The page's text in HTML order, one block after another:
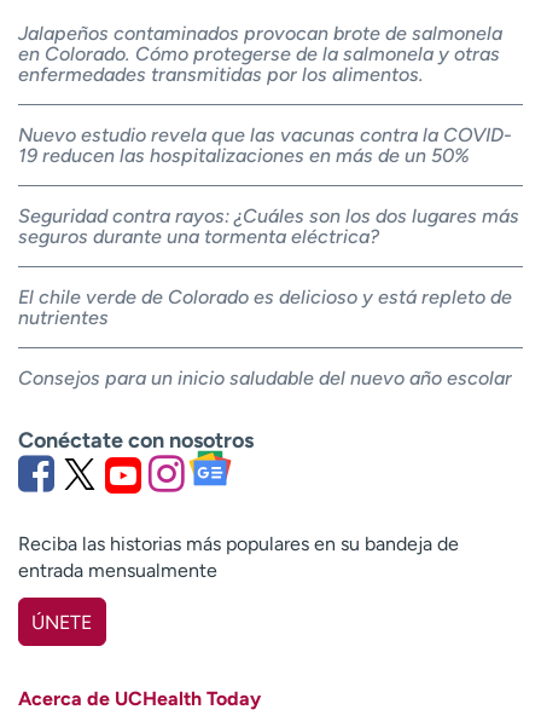
Jalapeños contaminados provocan brote de salmonela
en Colorado. Cómo protegerse de la salmonela y otras
enfermedades transmitidas por los alimentos.
Nuevo estudio revela que las vacunas contra la COVID-
19 reducen las hospitalizaciones en más de un 50%
Seguridad contra rayos: ¿Cuáles son los dos lugares más
seguros durante una tormenta eléctrica?
El chile verde de Colorado es delicioso y está repleto de
nutrientes
Consejos para un inicio saludable del nuevo año escolar
Conéctate con nosotros
Reciba las historias más populares en su bandeja de
entrada mensualmente
ÚNETE
Acerca de UCHealth Today